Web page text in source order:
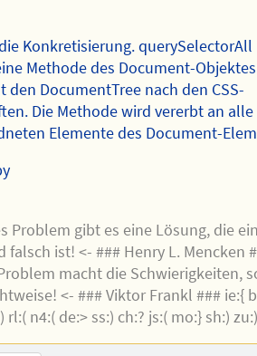
Konkretisierung. querySelectorAll
Methode des Document-
den DocumentTree nach den CSS-
Die Methode wird vererbt an alle
Elemente des Document-
Problem gibt es eine Lösung, die
falsch ist! <- ### Henry L. Mencken
macht die Schwierigkeiten,
<- ### Viktor Frankl ### ie:{
rl:( n4:( de:> ss:) ch:? js:( mo:} sh:) zu:)